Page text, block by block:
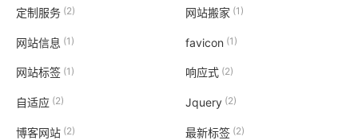
定制服务 (2) 网站搬家 (1)
网站信息 (1) favicon (1)
网站标签 (1) 响应式(2)
自适应 (2) Jquery(2)
博客网站 (2) 最新标签(2)